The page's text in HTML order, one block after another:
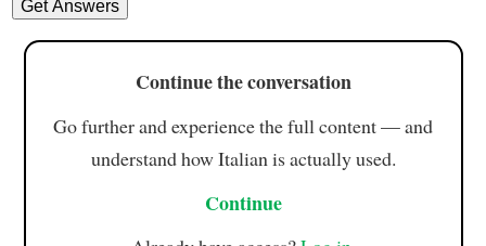
Continue the conversation
Go further and experience the full content — and
understand how Italian is actually used.
Continue